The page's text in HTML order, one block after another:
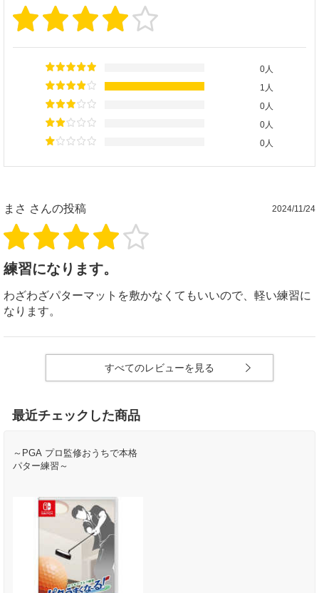
0人
1人
0人
0人
0人
まさ さんの投稿 2024/11/24
練習になります。
わざわざパターマットを敷かなくてもいいので、軽い練習に
なります。
すべてのレビューを見る
最近チェックした商品
～PGA プロ監修おうちで本格
パター練習～